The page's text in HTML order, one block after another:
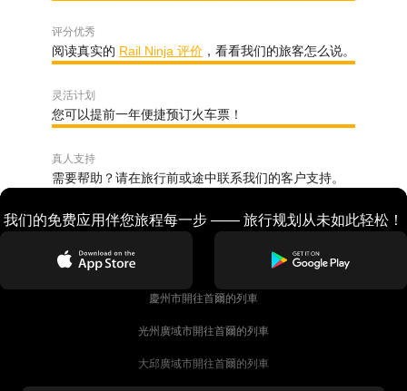
评分优秀
阅读真实的 Rail Ninja 评价 ，看看我们的旅客怎么说。
灵活计划
您可以提前一年便捷预订火车票！
真人支持
需要帮助？请在旅行前或途中联系我们的客户支持。
我们的免费应用伴您旅程每一步 —— 旅行规划从未如此轻松！
慶州市開往首爾的列車
光州廣域市開往首爾的列車
大邱廣域市開往首爾的列車